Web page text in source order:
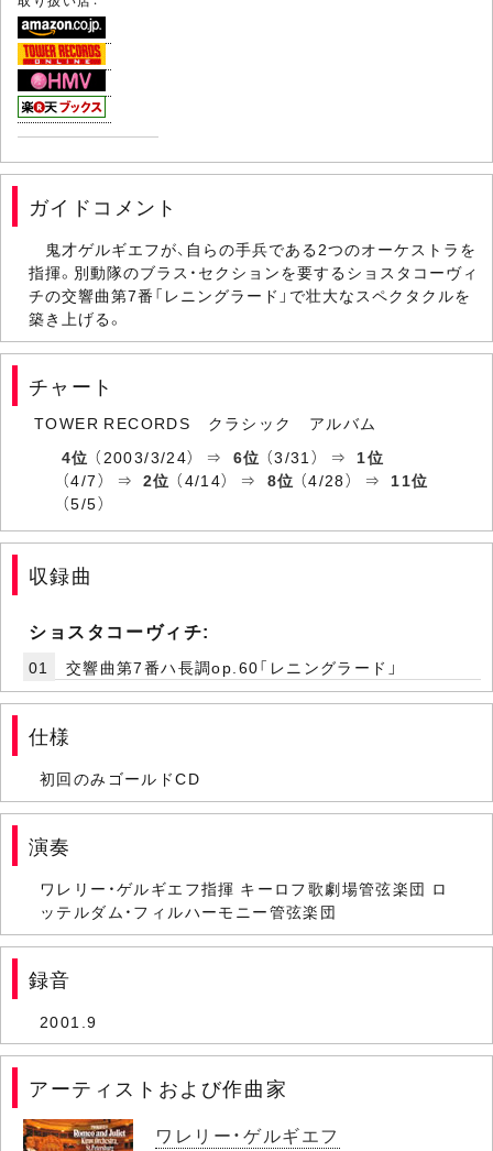
ガイドコメント
鬼才ゲルギエフが、自らの手兵である2つのオーケストラを
指揮。別動隊のブラス・セクションを要するショスタコーヴィ
チの交響曲第7番「レニングラード」で壮大なスペクタクルを
築き上げる。
チャート
TOWER RECORDS クラシック アルバム
4位 （2003/3/24） ⇒ 6位 （3/31） ⇒1位
（4/7） ⇒ 2位 （4/14） ⇒ 8位 （4/28） ⇒11位
（5/5）
収録曲
ショスタコーヴィチ:
01 交響曲第7番ハ長調op.60「レニングラード」
仕様
初回のみゴールドCD
演奏
ワレリー・ゲルギエフ指揮 キーロフ歌劇場管弦楽団 ロ
ッテルダム・フィルハーモニー管弦楽団
録音
2001.9
アーティストおよび作曲家
ワレリー・ゲルギエフ